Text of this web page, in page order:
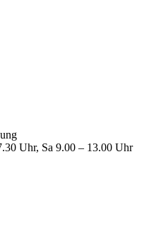
Uhr, Sa 9.00 – 13.00 Uhr